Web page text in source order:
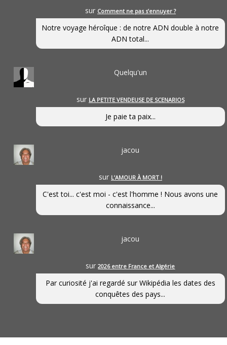
sur Comment ne pas s’ennuyer ?
Notre voyage héroîque : de notre ADN double à notre
ADN total...
Quelqu'un
sur LA PETITE VENDEUSE DE SCENARIOS
Je paie ta paix...
jacou
sur L’AMOUR À MORT !
C'est toi... c'est moi - c'est l'homme ! Nous avons une
connaissance...
jacou
sur2026 entre France et Algérie
Par curiosité j'ai regardé sur Wikipédia les dates des
conquêtes des pays...